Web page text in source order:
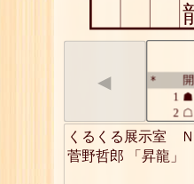
◀ *
1 ☗
2 ☖
☗
5
くるくる展示室　
菅野哲郎 「昇龍」